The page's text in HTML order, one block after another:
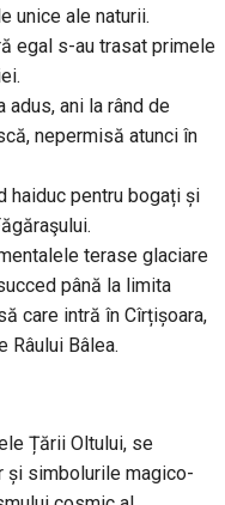
unice ale naturii.
egal s-au trasat primele
ani la rând de
nepermisă atunci în
haiduc pentru bogați și
terase glaciare
până la limita
care intră în Cîrțișoara,
Râului Bâlea.
Țării Oltului, se
și simbolurile magico-